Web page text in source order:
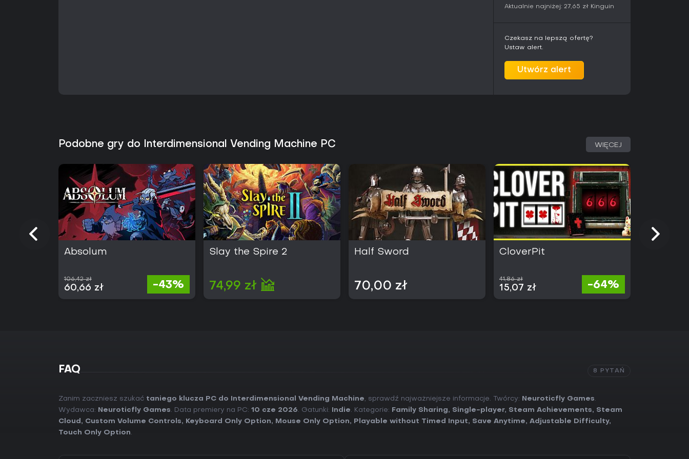
Aktualnie najniżej: 27,65 zł Kinguin
Czekasz na lepszą ofertę?
Ustaw alert.
Utwórz alert
Podobne gry do Interdimensional Vending Machine PC WIĘCEJ
Absolum
106,42 zł
60,66 zł -43%
Slay the Spire 2
74,99 zł
Half Sword
70,00 zł
CloverPit
41,86 zł
15,07 zł -64%
FAQ 8 PYTAŃ
Zanim zaczniesz szukać taniego klucza PC do Interdimensional Vending Machine, sprawdź najważniejsze informacje. Twórcy: Neuroticfly Games.
Wydawca:
Neuroticfly Games. Data premiery na PC: 10 cze 2026. Gatunki: Indie. Kategorie: Family Sharing, Single-player, Steam Achievements, Steam
Cloud , Custom Volume Controls, Keyboard Only Option, Mouse Only Option, Playable without Timed Input, Save Anytime, Adjustable Difficulty,
Touch Only Option.